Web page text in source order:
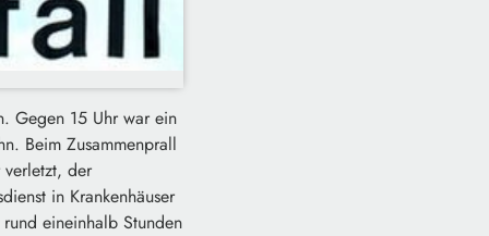
Gegen 15 Uhr war ein
Beim Zusammenprall
der
in Krankenhäuser
eineinhalb Stunden